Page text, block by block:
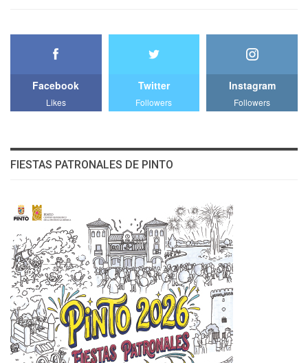
Facebook
Likes
Twitter
Followers
Instagram
Followers
FIESTAS PATRONALES DE PINTO